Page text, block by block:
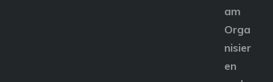
am
Orga
nisier
en